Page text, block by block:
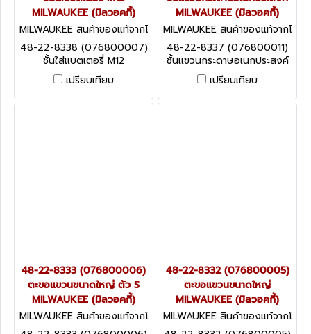
MILWAUKEE (มิลวอคกี้)
MILWAUKEE สินค้าของแท้จากโ
รงงานผู้ผลิต 48-22-8338 (0
76800007)
48-22-8338 (076800007)
ชั้นใส่แบตเตอรี่ M12
MILWAUKEE (มิลวอคกี้)
เปรียบเทียบ
MILWAUKEE (มิลวอคกี้)
MILWAUKEE สินค้าของแท้จากโ
รงงานผู้ผลิต 48-22-8337 (0
76800011)
48-22-8337 (076800011)
ชั้นแขวนกระดาษอเนกประสงค์
MILWAUKEE (มิลวอคกี้)
เปรียบเทียบ
48-22-8333 (076800006)
ตะขอแขวนขนาดใหญ่ ตัว S
MILWAUKEE (มิลวอคกี้)
MILWAUKEE สินค้าของแท้จากโ
รงงานผู้ผลิต 48-22-8333 (0
48-22-8332 (076800005)
ตะขอแขวนขนาดใหญ่
MILWAUKEE (มิลวอคกี้)
MILWAUKEE สินค้าของแท้จากโ
รงงานผู้ผลิต 48-22-8332 (0